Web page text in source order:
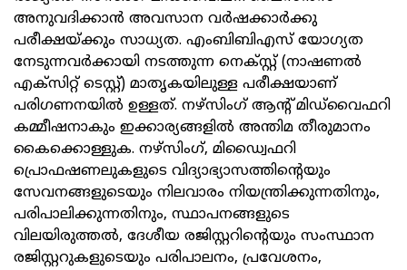
അനുവദിക്കാന്‍ അവസാന വര്‍ഷക്കാര്‍ക്കു
പരീക്ഷയ്ക്കും സാധ്യത. എംബിബിഎസ് യോഗ്യത
നേടുന്നവര്‍ക്കായി നടത്തുന്ന നെക്സ്റ്റ് (നാഷണല്‍
എക്‌സിറ്റ് ടെസ്റ്റ്) മാതൃകയിലുള്ള പരീക്ഷയാണ്
പരിഗണനയില്‍ ഉള്ളത്. നഴ്‌സിംഗ് ആന്റ് മിഡ്‌വൈഫറി
കമ്മീഷനാകും ഇക്കാര്യങ്ങളില്‍ അന്തിമ തീരുമാനം
കൈക്കൊള്ളുക. നഴ്സിംഗ്, മിഡ്വൈഫറി
പ്രൊഫഷണലുകളുടെ വിദ്യാഭ്യാസത്തിന്റെയും
സേവനങ്ങളുടെയും നിലവാരം നിയന്ത്രിക്കുന്നതിനും,
പരിപാലിക്കുന്നതിനും, സ്ഥാപനങ്ങളുടെ
വിലയിരുത്തല്‍, ദേശീയ രജിസ്റ്ററിന്റെയും സംസ്ഥാന
രജിസ്റ്ററുകളുടെയും പരിപാലനം, പ്രവേശനം,